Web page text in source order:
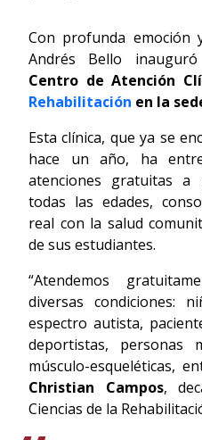
Con profunda emoción
Andrés Bello
Centro de Atención
Rehabilitación en la
Esta clínica, que ya se
hace un año, ha
atenciones gratuitas a
todas las edades,
real con la salud
de sus estudiantes.
“Atendemos
diversas condiciones:
espectro autista,
deportistas, personas
músculo-esqueléticas,
Christian Campos,
Ciencias de la